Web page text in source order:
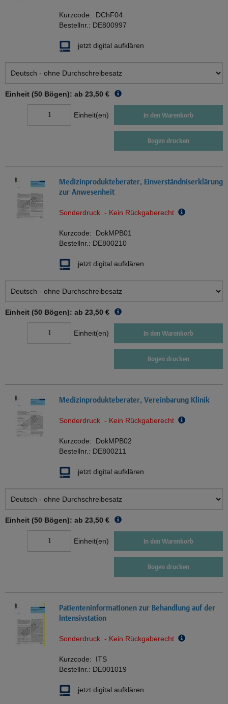
Kurzcode: DChF04
Bestellnr.: DE800997
jetzt digital aufklären
Einheit (50 Bögen): ab 23,50 €
Einheit(en) In den Warenkorb
Bogen drucken
Medizinprodukteberater, Einverständniserklärung
zur Anwesenheit
Sonderdruck - Kein Rückgaberecht
Kurzcode: DokMPB01
Bestellnr.: DE800210
jetzt digital aufklären
Einheit (50 Bögen): ab 23,50 €
Einheit(en) In den Warenkorb
Bogen drucken
Medizinprodukteberater, Vereinbarung Klinik
Sonderdruck - Kein Rückgaberecht
Kurzcode: DokMPB02
Bestellnr.: DE800211
jetzt digital aufklären
Einheit (50 Bögen): ab 23,50 €
Einheit(en) In den Warenkorb
Bogen drucken
Patienteninformationen zur Behandlung auf der
Intensivstation
Sonderdruck - Kein Rückgaberecht
Kurzcode: ITS
Bestellnr.: DE001019
jetzt digital aufklären